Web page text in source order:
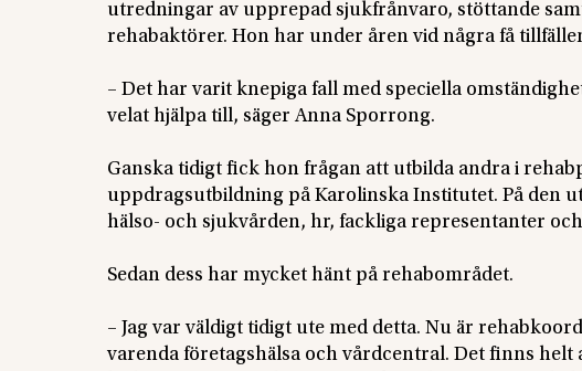
utredningar av upprepad sjukfrånvaro, stöttande
rehabaktörer. Hon har under åren vid några få
– Det har varit knepiga fall med speciella
velat hjälpa till, säger Anna Sporrong.
Ganska tidigt fick hon frågan att utbilda andra i
uppdragsutbildning på Karolinska Institutet. På den
hälso- och sjukvården, hr, fackliga representanter
Sedan dess har mycket hänt på rehabområdet.
– Jag var väldigt tidigt ute med detta. Nu är
varenda företagshälsa och vårdcentral. Det finns